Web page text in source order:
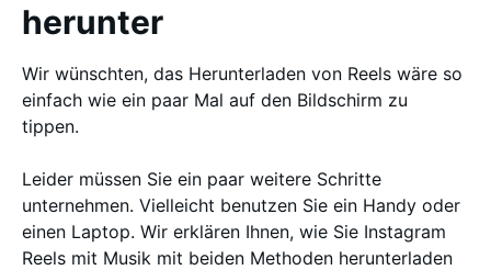
herunter
Wir wünschten, das Herunterladen von Reels wäre so
einfach wie ein paar Mal auf den Bildschirm zu
tippen.
Leider müssen Sie ein paar weitere Schritte
unternehmen. Vielleicht benutzen Sie ein Handy oder
einen Laptop. Wir erklären Ihnen, wie Sie Instagram
Reels mit Musik mit beiden Methoden herunterladen